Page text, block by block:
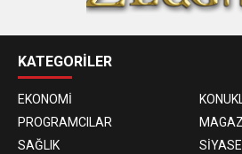
KATEGORİLER
EKONOMİ
PROGRAMCILAR
SAĞLIK